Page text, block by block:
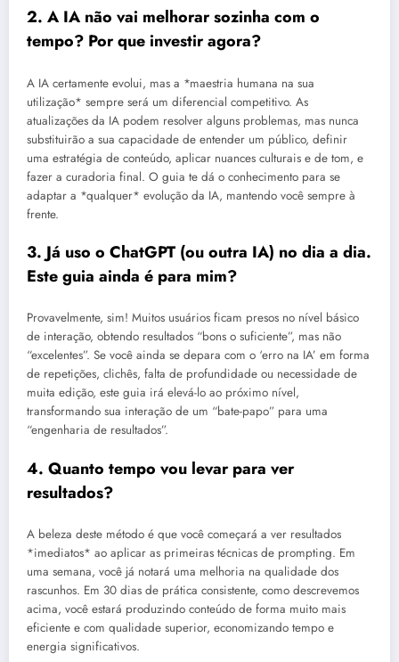
2. A IA não vai melhorar sozinha com o
tempo? Por que investir agora?
A IA certamente evolui, mas a *maestria humana na sua
utilização* sempre será um diferencial competitivo. As
atualizações da IA podem resolver alguns problemas, mas nunca
substituirão a sua capacidade de entender um público, definir
uma estratégia de conteúdo, aplicar nuances culturais e de tom, e
fazer a curadoria final. O guia te dá o conhecimento para se
adaptar a *qualquer* evolução da IA, mantendo você sempre à
frente.
3. Já uso o ChatGPT (ou outra IA) no dia a dia.
Este guia ainda é para mim?
Provavelmente, sim! Muitos usuários ficam presos no nível básico
de interação, obtendo resultados “bons o suficiente”, mas não
“excelentes”. Se você ainda se depara com o ‘erro na IA’ em forma
de repetições, clichês, falta de profundidade ou necessidade de
muita edição, este guia irá elevá-lo ao próximo nível,
transformando sua interação de um “bate-papo” para uma
“engenharia de resultados”.
4. Quanto tempo vou levar para ver
resultados?
A beleza deste método é que você começará a ver resultados
*imediatos* ao aplicar as primeiras técnicas de prompting. Em
uma semana, você já notará uma melhoria na qualidade dos
rascunhos. Em 30 dias de prática consistente, como descrevemos
acima, você estará produzindo conteúdo de forma muito mais
eficiente e com qualidade superior, economizando tempo e
energia significativos.